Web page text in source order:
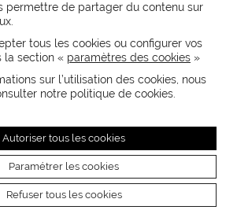
REJOIGNEZ-NOUS
CONTACTEZ-NOUS
actualités MOORE en exclusivité
photos CGUParamètres des cookies
permettre de partager du contenu sur
tous les cookies ou configurer vos
la section « paramètres des cookies »
sur l’utilisation des cookies, nous
notre politique de cookies.
Autoriser tous les cookies
Refuser tous les cookies
Paramétrer les cookies